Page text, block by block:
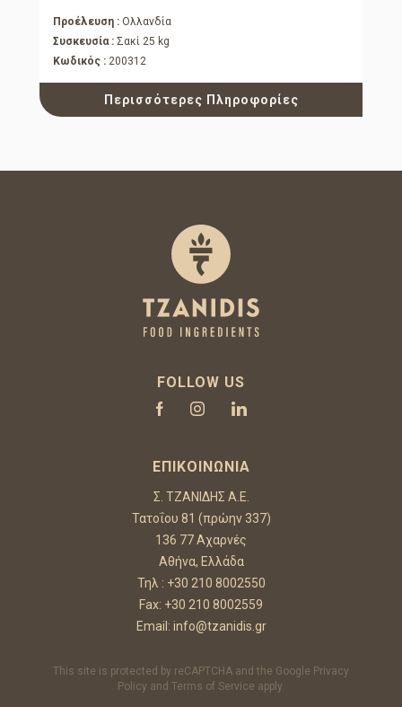
Προέλευση : Ολλανδία
Συσκευσία : Σακί 25 kg
Κωδικός : 200312
Περισσότερες Πληροφορίες
FOLLOW US
ΕΠΙΚΟΙΝΩΝΊΑ
Σ. ΤΖΑΝΙΔΗΣ Α.Ε.
Τατοΐου 81 (πρώην 337)
136 77 Αχαρνές
Αθήνα, Ελλάδα
Τηλ : +30 210 8002550
Fax: +30 210 8002559
Email: info@tzanidis.gr
This site is protected by reCAPTCHA and the Google Privacy
Policy and Terms of Service apply.